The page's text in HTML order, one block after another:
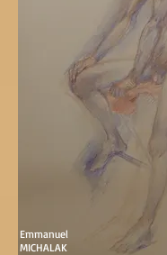
Emmanuel
MICHALAK